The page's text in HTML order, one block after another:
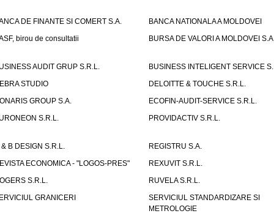
DE FINANTE SI COMERT S.A.
BANCA NATIONALA A MOLDOVEI
birou de consultatii
BURSA DE VALORI A MOLDOVEI
AUDIT GRUP S.R.L.
BUSINESS INTELIGENT SERVICE
STUDIO
DELOITTE & TOUCHE S.R.L.
GROUP S.A.
ECOFIN-AUDIT-SERVICE S.R.L.
S.R.L.
PROVIDACTIV S.R.L.
B DESIGN S.R.L.
REGISTRU S.A.
ECONOMICA - "LOGOS-PRES"
REXUVIT S.R.L.
S.R.L.
RUVELA S.R.L.
GRANICERI
SERVICIUL STANDARDIZARE SI
METROLOGIE